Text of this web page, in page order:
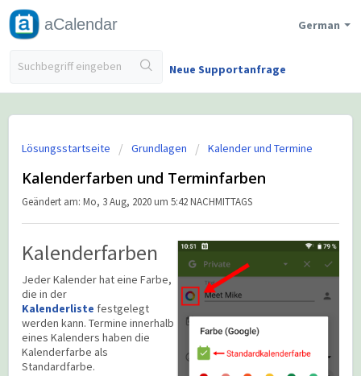
aCalendar German
Neue Supportanfrage
Lösungsstartseite Grundlagen Kalender und Termine
Kalenderfarben und Terminfarben
Geändert am: Mo, 3 Aug, 2020 um 5:42 NACHMITTAGS
Kalenderfarben
Jeder Kalender hat eine Farbe,
die in der
Kalenderliste festgelegt
werden kann. Termine innerhalb
eines Kalenders haben die
Kalenderfarbe als
Standardfarbe.